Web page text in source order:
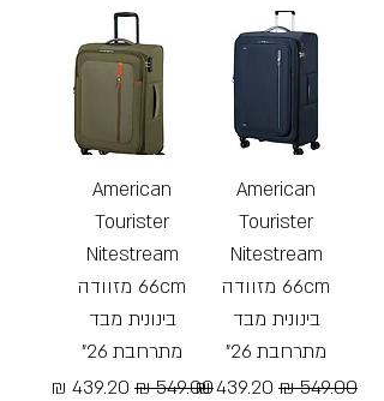
American
Tourister
Nitestream
66cm מזוודה
בינונית מבד
מתרחבת 26"
מחיר רגיל מחיר מבצע
American
Tourister
Nitestream
66cm מזוודה
בינונית מבד
מתרחבת 26"
מחיר רגיל מחיר מבצע